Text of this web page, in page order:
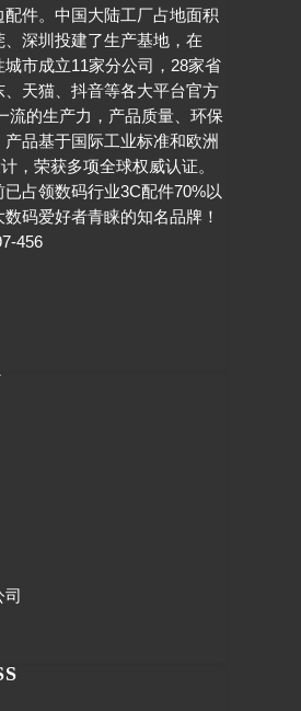
件。中国大陆工厂占地面积
深圳投建了生产基地，在
市成立11家分公司，28家省
天猫、抖音等各大平台官方
流的生产力，产品质量、环保
品基于国际工业标准和欧洲
，荣获多项全球权威认证。
占领数码行业3C配件70%以
码爱好者青睐的知名品牌！
456
司